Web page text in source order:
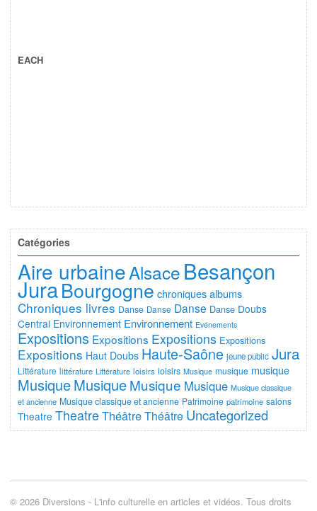
EACH
Catégories
Aire urbaineAlsace Besançon
JuraBourgogne chroniques albums
Chroniques livres Danse Danse Danse Danse Doubs
Central Environnement Environnement Evénements
Expositions Expositions Expositions Expositions
Expositions Haut Doubs Haute-Saône jeune public Jura
Littérature littérature Littérature loisirs loisirs Musique musique musique
MusiqueMusiqueMusique Musique Musique classique
et ancienne Musique classique et ancienne Patrimoine patrimoine salons
Theatre Theatre ThéâtreThéâtre Uncategorized
© 2026 Diversions - L'info culturelle en articles et vidéos. Tous droits